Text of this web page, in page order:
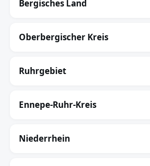
Bergisches Land
Oberbergischer Kreis
Ruhrgebiet
Ennepe-Ruhr-Kreis
Niederrhein